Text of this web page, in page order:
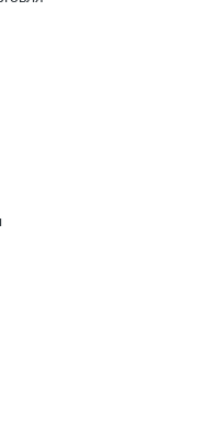
и создаём
независимо
трудных
другой город
место